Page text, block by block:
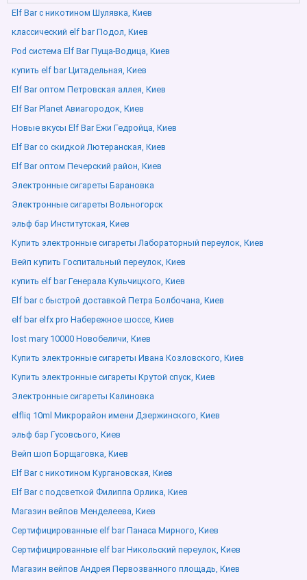
Elf Bar с никотином Шулявка, Киев
классический elf bar Подол, Киев
Pod система Elf Bar Пуща-Водица, Киев
купить elf bar Цитадельная, Киев
Elf Bar оптом Петровская аллея, Киев
Elf Bar Planet Авиагородок, Киев
Новые вкусы Elf Bar Ежи Гедройца, Киев
Elf Bar со скидкой Лютеранская, Киев
Elf Bar оптом Печерский район, Киев
Электронные сигареты Барановка
Электронные сигареты Вольногорск
эльф бар Институтская, Киев
Купить электронные сигареты Лабораторный переулок, Киев
Вейп купить Госпитальный переулок, Киев
купить elf bar Генерала Кульчицкого, Киев
Elf bar с быстрой доставкой Петра Болбочана, Киев
elf bar elfx pro Набережное шоссе, Киев
lost mary 10000 Новобеличи, Киев
Купить электронные сигареты Ивана Козловского, Киев
Купить электронные сигареты Крутой спуск, Киев
Электронные сигареты Калиновка
elfliq 10ml Микрорайон имени Дзержинского, Киев
эльф бар Гусовсього, Киев
Вейп шоп Борщаговка, Киев
Elf Bar с никотином Кургановская, Киев
Elf Bar с подсветкой Филиппа Орлика, Киев
Магазин вейпов Менделеева, Киев
Сертифицированные elf bar Панаса Мирного, Киев
Сертифицированные elf bar Никольский переулок, Киев
Магазин вейпов Андрея Первозванного площадь, Киев